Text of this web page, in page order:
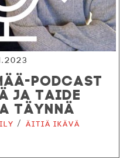
PODCAST
JA TAIDE
TÄYNNÄ
/Äitiä ikävä